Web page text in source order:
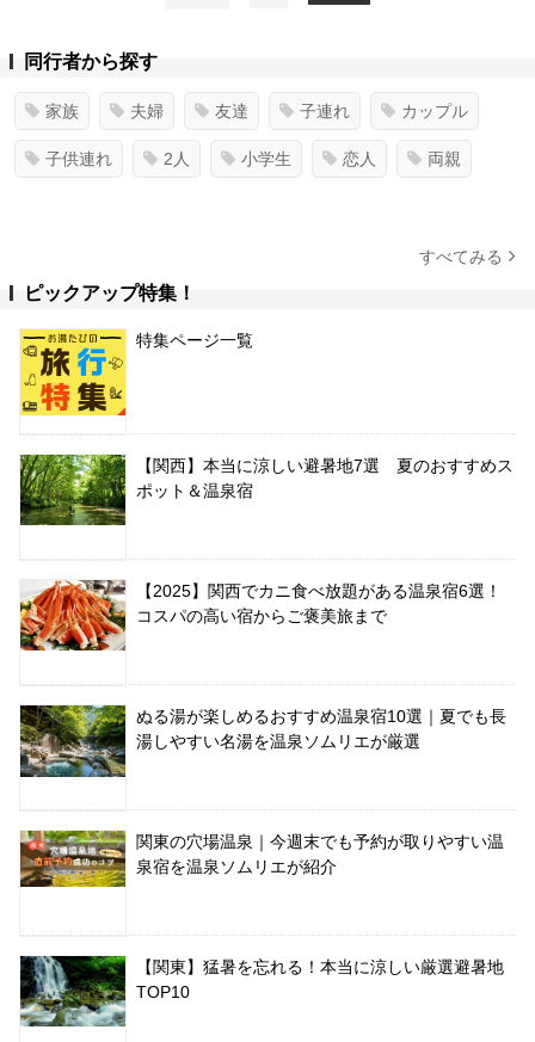
同行者から探す
家族 夫婦 友達 子連れ カップル
子供連れ 2人 小学生 恋人 両親
すべてみる
ピックアップ特集！
特集ページ一覧
【関西】本当に涼しい避暑地7選 夏のおすすめス
ポット＆温泉宿
【2025】関西でカニ食べ放題がある温泉宿6選！
コスパの高い宿からご褒美旅まで
ぬる湯が楽しめるおすすめ温泉宿10選｜夏でも長
湯しやすい名湯を温泉ソムリエが厳選
関東の穴場温泉｜今週末でも予約が取りやすい温
泉宿を温泉ソムリエが紹介
【関東】猛暑を忘れる！本当に涼しい厳選避暑地
TOP10